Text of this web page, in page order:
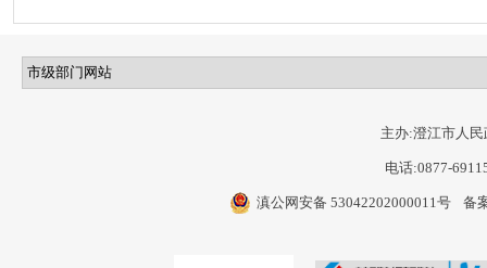
主办:澄江市人民
电话:0877-
滇公网安备 53042202000011号 备